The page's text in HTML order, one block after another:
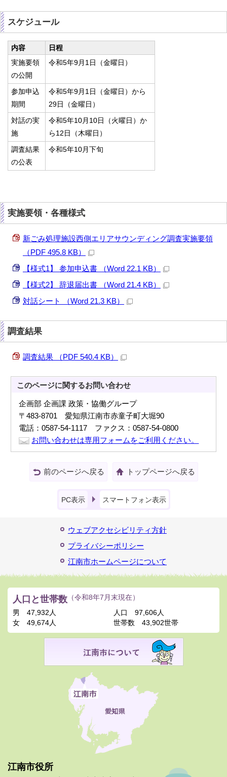
スケジュール
内容
日程
実施要領
の公開
令和5年9月1日（金曜日）
参加申込
期間
令和5年9月1日（金曜日）から
29日（金曜日）
対話の実
施
令和5年10月10日（火曜日）か
ら12日（木曜日）
調査結果
の公表
令和5年10月下旬
実施要領・各種様式
新ごみ処理施設西側エリアサウンディング調査実施要領
（PDF 495.8 KB）
【様式1】 参加申込書 （Word 22.1 KB）
【様式2】 辞退届出書 （Word 21.4 KB）
対話シート （Word 21.3 KB）
調査結果
調査結果 （PDF 540.4 KB）
このページに関するお問い合わせ
企画部 企画課 政策・協働グループ
〒483-8701 愛知県江南市赤童子町大堀90
電話：0587-54-1117 ファクス：0587-54-0800
お問い合わせは専用フォームをご利用ください。
前のページへ戻る トップページへ戻る
PC表示 スマートフォン表示
ウェブアクセシビリティ方針
プライバシーポリシー
江南市ホームページについて
江南市役所
人口と世帯数 （令和8年7月末現在）
男
47,932人
女
49,674人
人口
97,606人
世帯数
43,902世帯